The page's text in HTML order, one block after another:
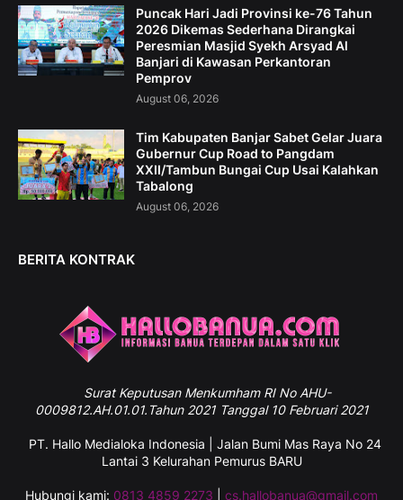
Puncak Hari Jadi Provinsi ke-76 Tahun
2026 Dikemas Sederhana Dirangkai
Peresmian Masjid Syekh Arsyad Al
Banjari di Kawasan Perkantoran
Pemprov
August 06, 2026
Tim Kabupaten Banjar Sabet Gelar Juara
Gubernur Cup Road to Pangdam
XXII/Tambun Bungai Cup Usai Kalahkan
Tabalong
August 06, 2026
BERITA KONTRAK
SuratKeputusan Menkumham RI No AHU-
0009812.AH.01.01.Tahun 2021 Tanggal 10 Februari 2021
PT. Hallo Medialoka Indonesia | Jalan Bumi Mas Raya No 24
Lantai 3 Kelurahan Pemurus BARU
Hubungi kami: 0813 4859 2273 cs.hallobanua@gmail.com